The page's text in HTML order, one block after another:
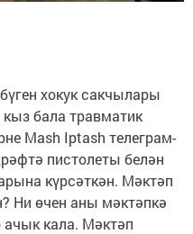
хокук сакчылары
бала травматик
Mash Iptash телеграм-
пистолеты белән
күрсәткән. Мәктәп
Ни өчен аны мәктәпкә
ачык кала. Мәктәп